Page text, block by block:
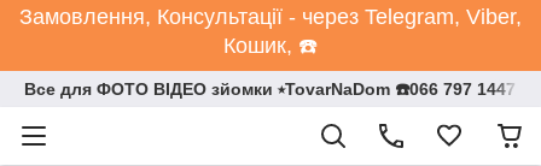
Замовлення, Консультації - через Telegram, Viber,
Кошик, ☎️
Все для ФОТО ВІДЕО зйомки ⭒TovarNaDom ☎️066 797 1447